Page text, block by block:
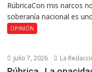
RúbricaCon mis narcos
soberanía nacional es
OPINIÓN
julio 7, 2026 La